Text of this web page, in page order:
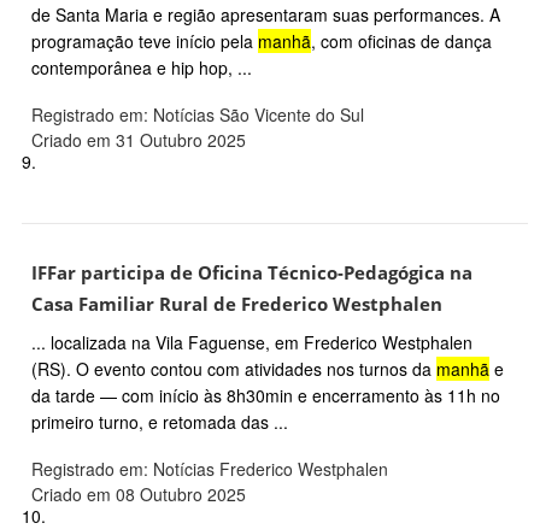
de Santa Maria e região apresentaram suas performances. A
programação teve início pela manhã, com oficinas de dança
contemporânea e hip hop, ...
Registrado em: Notícias São Vicente do Sul
Criado em 31 Outubro 2025
9.
IFFar participa de Oficina Técnico-Pedagógica na
Casa Familiar Rural de Frederico Westphalen
... localizada na Vila Faguense, em Frederico Westphalen
(RS). O evento contou com atividades nos turnos da manhã e
da tarde — com início às 8h30min e encerramento às 11h no
primeiro turno, e retomada das ...
Registrado em: Notícias Frederico Westphalen
Criado em 08 Outubro 2025
10.